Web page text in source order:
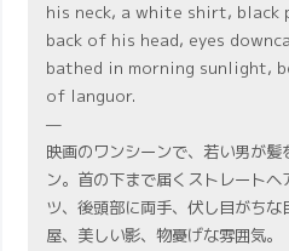
his neck, a white shirt, black
back of his head, eyes
bathed in morning sunlight,
of languor.
—
映画のワンシーンで、若い男が
ン。首の下まで届くストレート
ツ、後頭部に両手、伏し目がち
屋、美しい影、物憂げな雰囲気。